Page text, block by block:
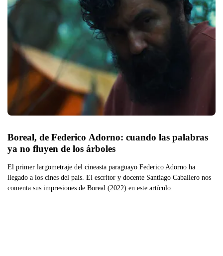
Boreal, de Federico Adorno: cuando las palabras
ya no fluyen de los árboles
El primer largometraje del cineasta paraguayo Federico Adorno ha
llegado a los cines del país. El escritor y docente Santiago Caballero nos
comenta sus impresiones de Boreal (2022) en este artículo.